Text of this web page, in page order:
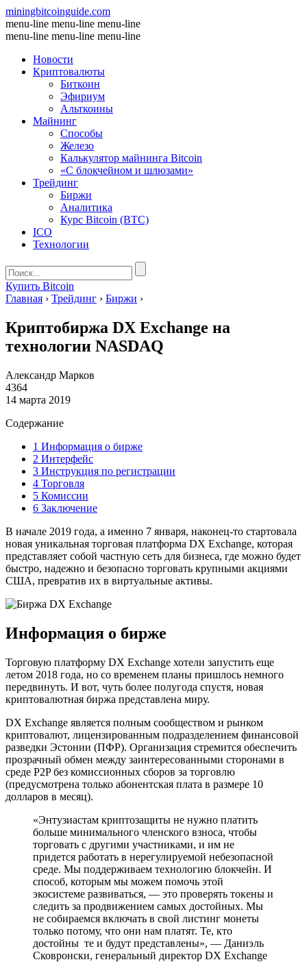
miningbitcoinguide.com
menu-line menu-line menu-line
menu-line menu-line menu-line
Новости
Криптовалюты
Биткоин
Эфириум
Альткоины
Майнинг
Способы
Железо
Калькулятор майнинга Bitcoin
«С блокчейном и шлюзами»
Трейдинг
Биржи
Аналитика
Курс Bitcoin (BTC)
ICO
Технологии
Купить Bitcoin
Главная › Трейдинг › Биржи ›
Криптобиржа DX Exchange на
технологии NASDAQ
Александр Марков
4364
14 марта 2019
Содержание
1 Информация о бирже
2 Интерфейс
3 Инструкция по регистрации
4 Торговля
5 Комиссии
6 Заключение
В начале 2019 года, а именно 7 января, наконец-то стартовала
новая уникальная торговая платформа DX Exchange, которая
представляет собой частную сеть для бизнеса, где можно будет
быстро, надежно и безопасно торговать крупными акциями
США, превратив их в виртуальные активы.
Информация о бирже
Торговую платформу DX Exchange хотели запустить еще
летом 2018 года, но со временем планы пришлось немного
передвинуть. И вот, чуть более полугода спустя, новая
криптовалютная биржа представлена миру.
DX Exchange является полным сообществом и рынком
криптовалют, лицензированным подразделением финансовой
разведки Эстонии (ПФР). Организация стремится обеспечить
прозрачный обмен между заинтересованными сторонами в
среде P2P без комиссионных сборов за торговлю
(предусмотрена только абонентская плата в размере 10
долларов в месяц).
«Энтузиастам криптозащиты не нужно платить
больше минимального членского взноса, чтобы
торговать с другими участниками, и им не
придется работать в нерегулируемой небезопасной
среде. Мы поддерживаем технологию блокчейн. И
способ, которым мы можем помочь этой
экосистеме развиваться, — это проверять токены и
следить за продвижением самых достойных. Мы
не собираемся включать в свой листинг монеты
только потому, что они нам платят. Те, кто
достойны те и будут представлены», — Даниэль
Сковронски, генеральный директор DX Exchange